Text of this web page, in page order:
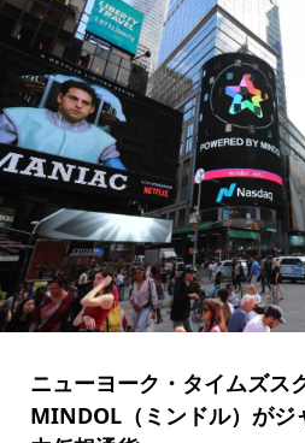
ニューヨーク・タイムズス
MINDOL（ミンドル）がジ